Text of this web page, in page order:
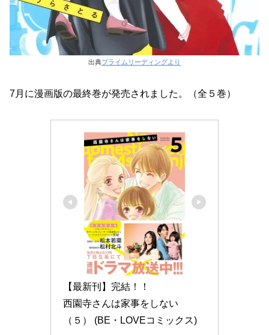
出典プライムリーディングより
7月に漫画版の最終巻が発売されました。（全５巻）
【最新刊】完結！！
西園寺さんは家事をしない
（５） (BE・LOVEコミックス)